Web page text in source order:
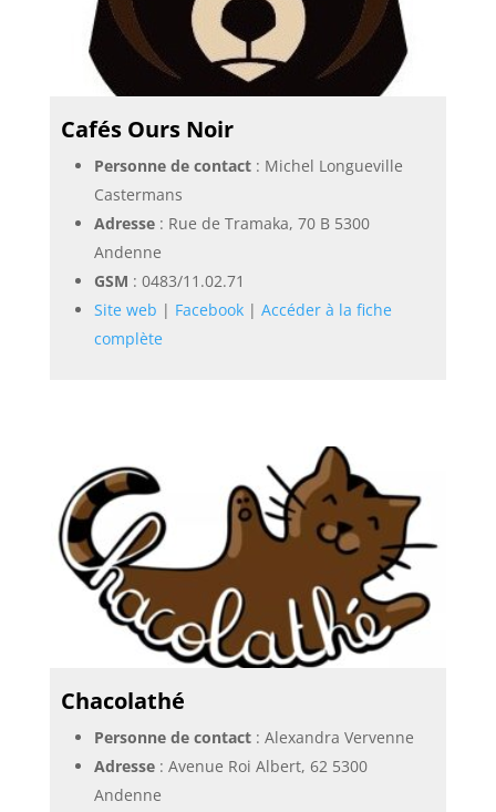
Cafés Ours Noir
Personne de contact: Michel Longueville
Castermans
Adresse: Rue de Tramaka, 70 B 5300
Andenne
GSM : 0483/11.02.71
Site web | Facebook| Accéder à la fiche
complète
Chacolathé
Personne de contact: Alexandra Vervenne
Adresse: Avenue Roi Albert, 62 5300
Andenne